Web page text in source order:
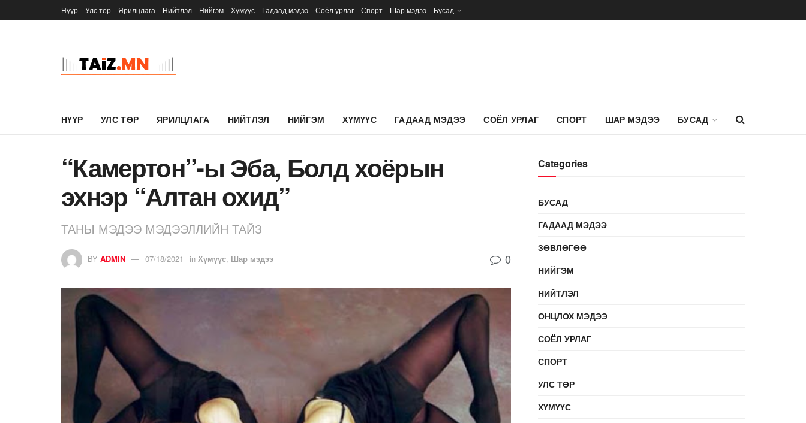
Нүүр Улс төр Ярилцлага Нийтлэл Нийгэм Хүмүүс Гадаад мэдээ Соёл урлаг Спорт Шар мэдээ Бусад
НҮҮР УЛС ТӨР ЯРИЛЦЛАГА НИЙТЛЭЛ НИЙГЭМ ХҮМҮҮС ГАДААД МЭДЭЭ СОЁЛ УРЛАГ СПОРТ ШАР МЭДЭЭ БУСАД
“Камертон”-ы Эба, Болд хоёрын
эхнэр “Алтан охид”
ТАНЫ МЭДЭЭ МЭДЭЭЛЛИЙН ТАЙЗ
BY ADMIN 07/18/2021 in Хүмүүс, Шар мэдээ 0
Categories
БУСАД
ГАДААД МЭДЭЭ
ЗӨВЛӨГӨӨ
НИЙГЭМ
НИЙТЛЭЛ
ОНЦЛОХ МЭДЭЭ
СОЁЛ УРЛАГ
СПОРТ
УЛС ТӨР
ХҮМҮҮС